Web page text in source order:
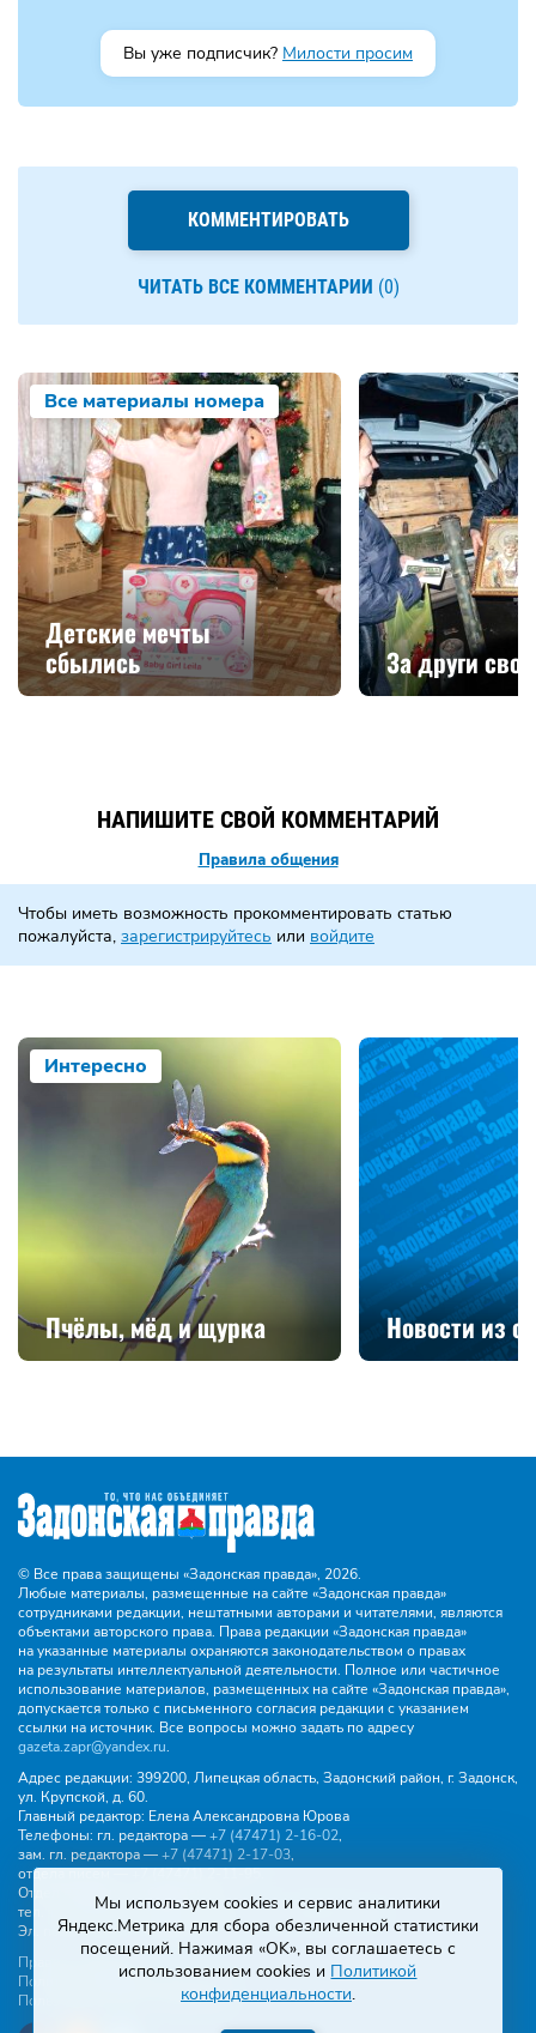
Вы уже подписчик? Милости просим
КОММЕНТИРОВАТЬ
ЧИТАТЬ ВСЕ КОММЕНТАРИИ (0)
Все материалы номера
Детские мечты
сбылись
За други своя
НАПИШИТЕ СВОЙ КОММЕНТАРИЙ
Правила общения
Чтобы иметь возможность прокомментировать статью
пожалуйста, зарегистрируйтесь или войдите
Интересно
Пчёлы, мёд и щурка Новости из
© Все права защищены «Задонская правда», 2026.
Любые материалы, размещенные на сайте «Задонская правда»
сотрудниками редакции, нештатными авторами и читателями, являются
объектами авторского права. Права редакции «Задонская правда»
на указанные материалы охраняются законодательством о правах
на результаты интеллектуальной деятельности. Полное или частичное
использование материалов, размещенных на сайте «Задонская правда»,
допускается только с письменного согласия редакции с указанием
ссылки на источник. Все вопросы можно задать по адресу
gazeta.zapr@yandex.ru.
Адрес редакции: 399200, Липецкая область, Задонский район, г. Задонск,
ул. Крупской, д. 60.
Главный редактор: Елена Александровна Юрова
Телефоны: гл. редактора —+7 (47471) 2‑16‑02,
зам. гл. редактора —+7 (47471) 2‑17‑03,
отдела писем —+7 (47471) 2‑11‑95.
Отдел рекламы и объявлений:
тел.
+7 (47471) 2‑43‑88, эл. почта -buh.gzp@yandex.ru
Эл. почта:gazeta.zapr@yandex.ru
Правила общения
Политика конфиденциальности
Пользовательское соглашение
Мы используем cookies и сервис аналитики
Яндекс.Метрика для сбора обезличенной статистики
посещений. Нажимая «OK», вы соглашаетесь с
использованием cookies и Политикой
конфиденциальности.